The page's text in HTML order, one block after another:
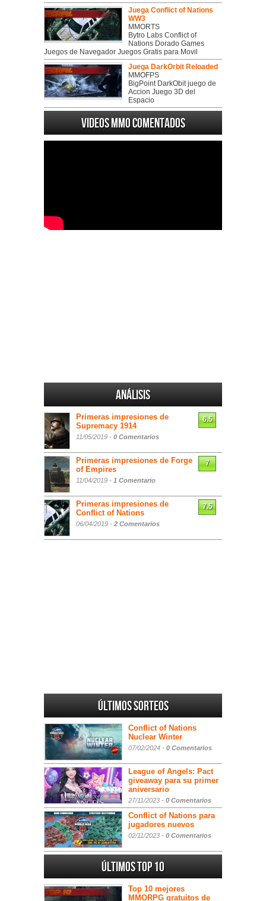
Juega Conflict of Nations
WW3
MMORTS
Bytro Labs Conflict of
Nations Dorado Games
Juegos de Navegador Juegos Gratis para Movil
Juega DarkOrbit Reloaded
MMOFPS
BigPoint DarkObit juego de
Accion Juego 3D del
Espacio
Videos MMO Comentados
Análisis
Primeras impresiones de
Supremacy 1914
11/05/2019 - 0 Comentarios
6.5
Primeras impresiones de Forge
of Empires
11/04/2019 - 1 Comentario
7
Primeras impresiones de
Conflict of Nations
06/04/2019 - 2 Comentarios
7.5
Últimos sorteos
Conflict of Nations
Nuclear Winter
07/02/2024 - 0 Comentarios
League of Angels: Pact
giveaway para su primer
aniversario
27/11/2023 - 0 Comentarios
Conflict of Nations para
jugadores nuevos
02/11/2023 - 0 Comentarios
Últimos Top 10
Top 10 mejores
MMORPG gratuitos de